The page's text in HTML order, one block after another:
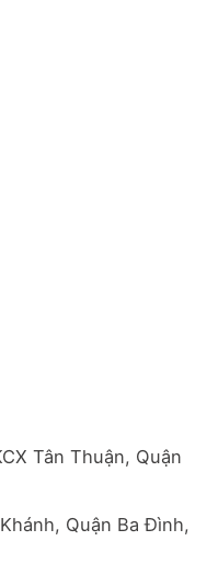
Tân Thuận, Quận
Quận Ba Đình,